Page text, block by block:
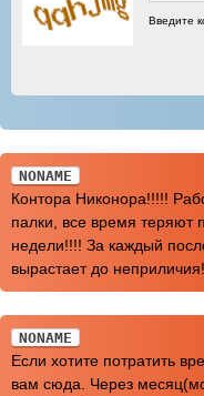
Введите
NONAME
Контора Никонора!!!!!
палки, все время теряют
недели!!!! За каждый
вырастает до
NONAME
Если хотите потратить
вам сюда. Через